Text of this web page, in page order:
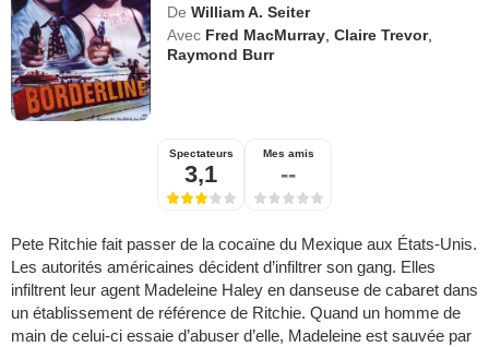
De William A. Seiter
Avec Fred MacMurray ,Claire Trevor,
Raymond Burr
Spectateurs
3,1
Mes amis
--
Pete Ritchie fait passer de la cocaïne du Mexique aux États-Unis.
Les autorités américaines décident d’infiltrer son gang. Elles
infiltrent leur agent Madeleine Haley en danseuse de cabaret dans
un établissement de référence de Ritchie. Quand un homme de
main de celui-ci essaie d’abuser d’elle, Madeleine est sauvée par